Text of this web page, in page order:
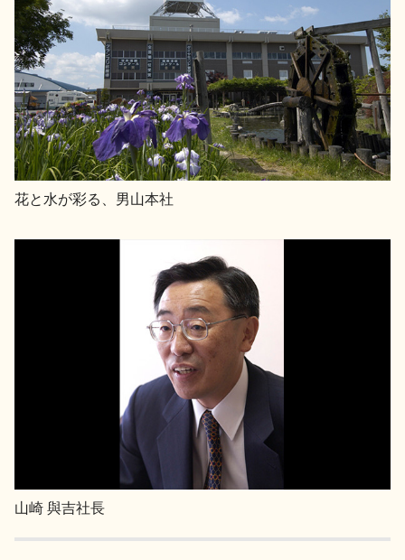
美味しい地酒の選び方
地酒蔵元会とは
お問い合わせ
花と水が彩る、男山本社
山崎 與吉社長